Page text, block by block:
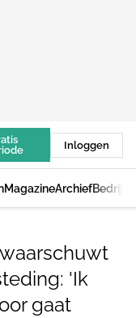
Inloggen
MagazineArchief
'Ik
gaat